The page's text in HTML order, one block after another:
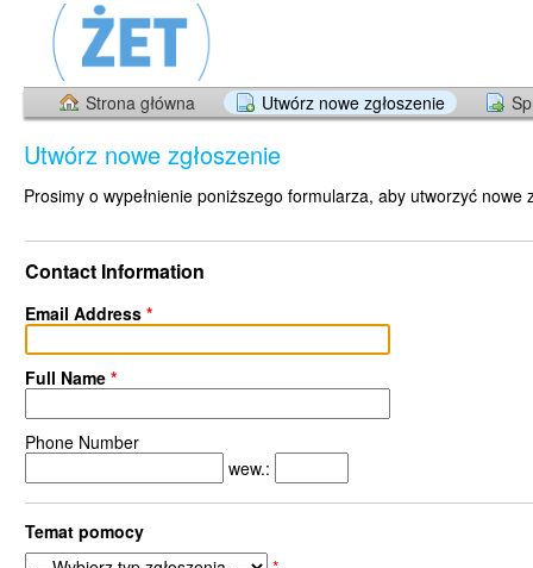
Strona główna Utwórz nowe zgłoszenie
Utwórz nowe zgłoszenie
Prosimy o wypełnienie poniższego formularza, aby utworzyć nowe
Contact Information
Email Address *
Full Name *
Phone Number
wew.:
Temat pomocy